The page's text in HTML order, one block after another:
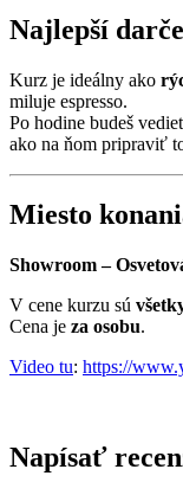
Najlepší
Kurz je ideálny ako
miluje espresso.
Po hodine budeš
ako na ňom pripraviť
Miesto
Showroom –
V cene kurzu sú
Cena je za osobu.
Video tu: https://
Napísať